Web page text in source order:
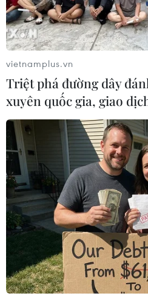
phu nhân, Chủ tịch Quốc hội lập
AFP/
Ngày 25/6/2019, cố vấn an
Israel đã nhóm họp tại
khu vực, với trọng tâm là tình
tiên hội nghị an ninh ba bên
AFP/
vietnamplus.vn
Triệt phá đường dây
xuyên quốc gia, giao